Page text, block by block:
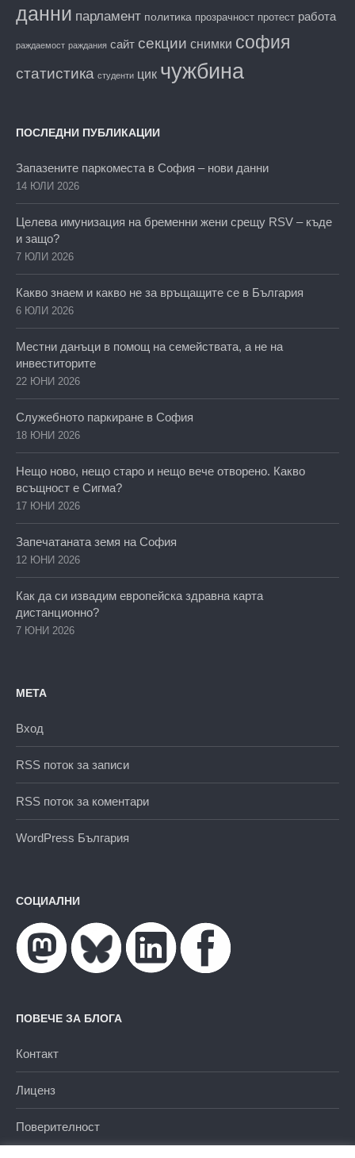
данни парламент политика прозрачност протест работа
раждаемост раждания сайт секции снимки софия
статистика студенти цик чужбина
ПОСЛЕДНИ ПУБЛИКАЦИИ
Запазените паркоместа в София – нови данни
14 ЮЛИ 2026
Целева имунизация на бременни жени срещу RSV – къде
и защо?
7 ЮЛИ 2026
Какво знаем и какво не за връщащите се в България
6 ЮЛИ 2026
Местни данъци в помощ на семействата, а не на
инвеститорите
22 ЮНИ 2026
Служебното паркиране в София
18 ЮНИ 2026
Нещо ново, нещо старо и нещо вече отворено. Какво
всъщност е Сигма?
17 ЮНИ 2026
Запечатаната земя на София
12 ЮНИ 2026
Как да си извадим европейска здравна карта
дистанционно?
7 ЮНИ 2026
МЕТА
Вход
RSS поток за записи
RSS поток за коментари
WordPress България
СОЦИАЛНИ
ПОВЕЧЕ ЗА БЛОГА
Контакт
Лиценз
Поверителност